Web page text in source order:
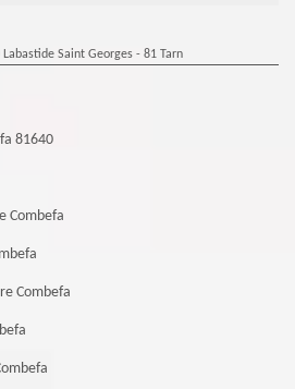
Saint Georges - 81 Tarn
81640
Combefa
Combefa